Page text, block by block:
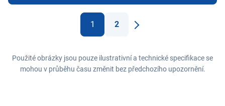
1
2
Použité obrázky jsou pouze ilustrativní a technické specifikace se
mohou v průběhu času změnit bez předchozího upozornění.